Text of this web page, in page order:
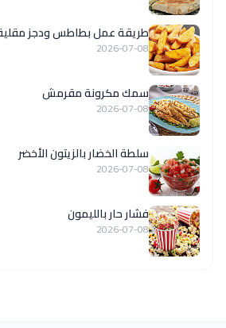
طريقة عمل بطاطس ودجز
2026-07-08
سمك مكرونة مقرمش
2026-07-08
سلطة الخضار بالزيتون الأخضر
2026-07-08
فشار حار بالليمون
2026-07-08